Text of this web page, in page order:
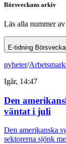
Börsveckans arkiv
Läs alla nummer
E-tidning
nyheter/
Igår, 14:47
Den
väntat i juli
Den amerikanska
sektorerna sjönk